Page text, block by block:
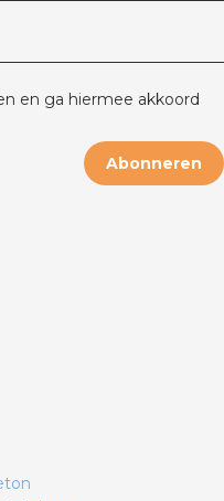
en ga hiermee akkoord
Abonneren